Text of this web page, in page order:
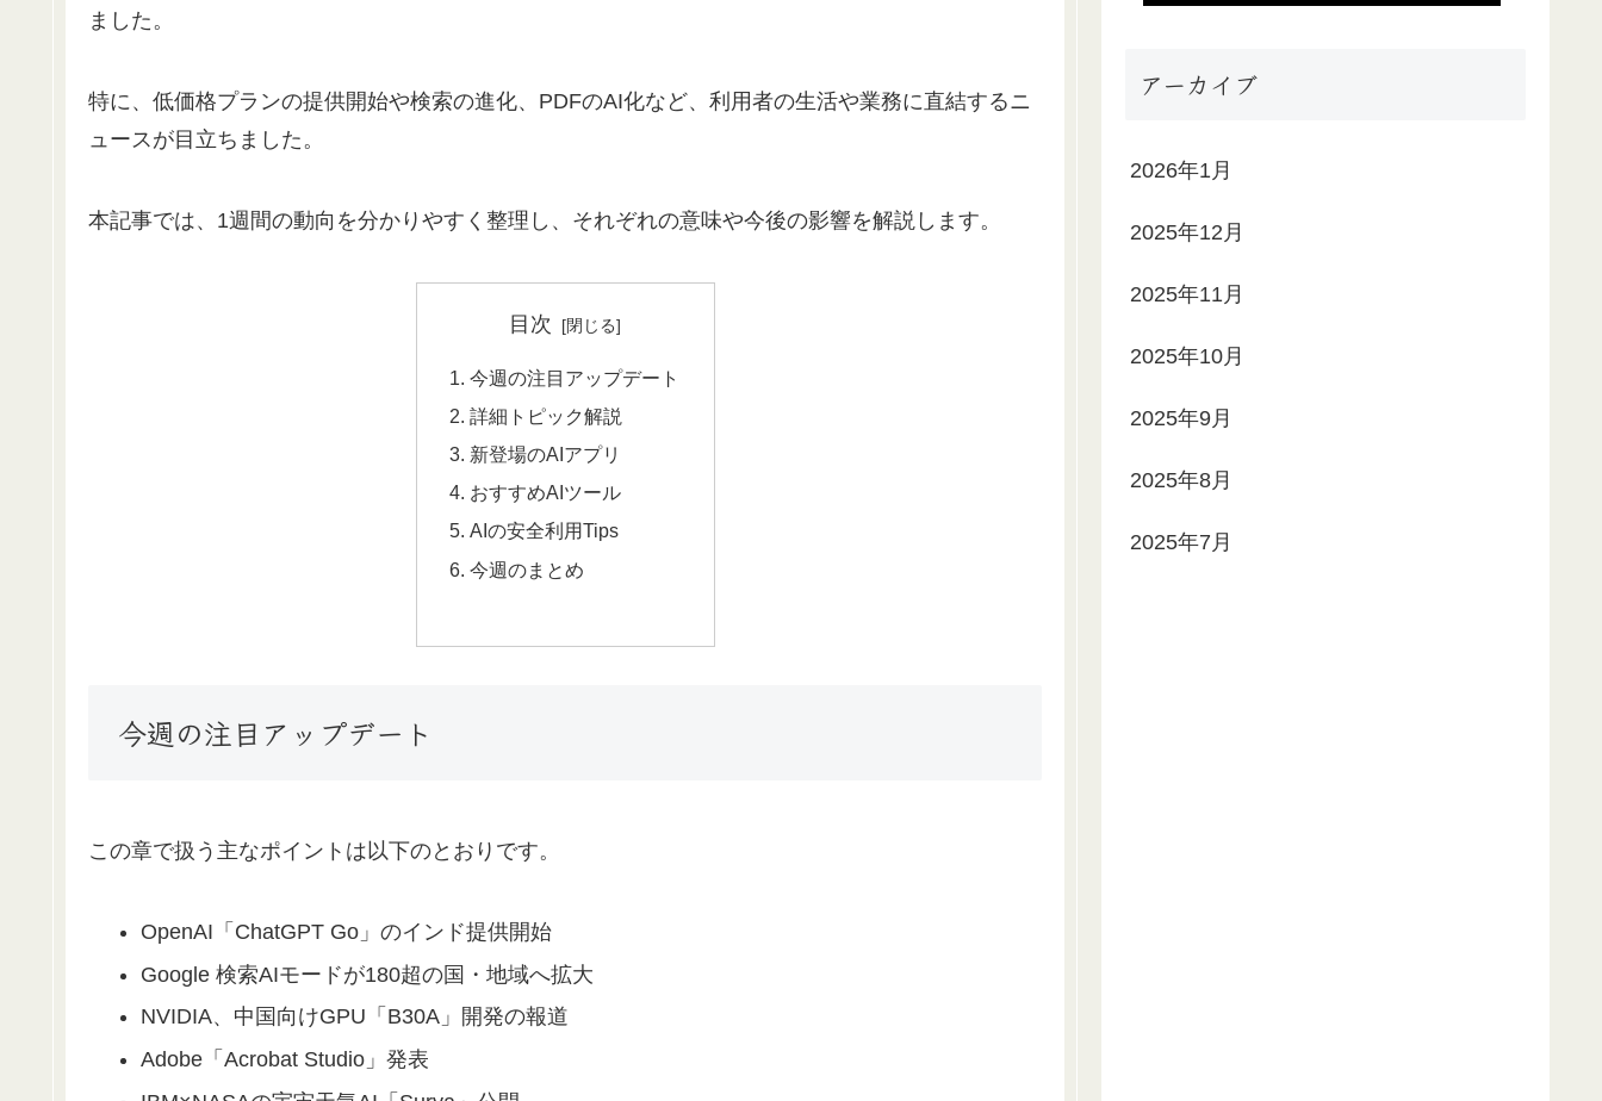
ました。
特に、低価格プランの提供開始や検索の進化、PDFのAI化など、利用者の生活や業務に直結するニ
ュースが目立ちました。
本記事では、1週間の動向を分かりやすく整理し、それぞれの意味や今後の影響を解説します。
目次
今週の注目アップデート
詳細トピック解説
新登場のAIアプリ
おすすめAIツール
AIの安全利用Tips
今週のまとめ
今週の注目アップデート
この章で扱う主なポイントは以下のとおりです。
OpenAI「ChatGPT Go」のインド提供開始
Google 検索AIモードが180超の国・地域へ拡大
NVIDIA、中国向けGPU「B30A」開発の報道
Adobe「Acrobat Studio」発表
アーカイブ
2026年1月
2025年12月
2025年11月
2025年10月
2025年9月
2025年8月
2025年7月